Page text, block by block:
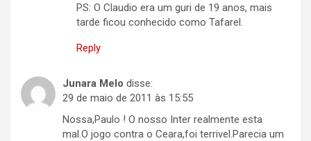
PS: O Claudio era um guri de 19 anos, mais
tarde ficou conhecido como Tafarel.
Reply
Junara Melo disse:
29 de maio de 2011 às 15:55
Nossa,Paulo ! O nosso Inter realmente esta
mal.O jogo contra o Ceara,foi terrivel.Parecia um